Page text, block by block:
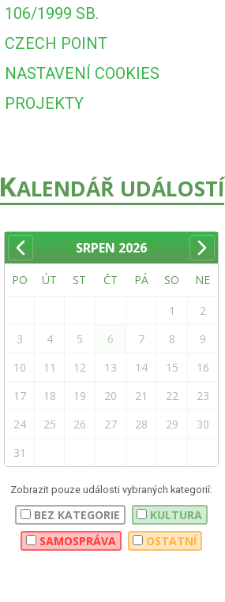
106/1999 SB.
CZECH POINT
NASTAVENÍ COOKIES
PROJEKTY
KALENDÁŘ UDÁLOSTÍ
SRPEN 2026
PO ÚT ST ČT PÁ SO NE
1
2
3
4 5 6 7 8
9
10
11 12 13 14 15
16
17
18 19 20 21 22
23
24
25 26 27 28 29
30
31
Zobrazit pouze události vybraných kategorií:
BEZ KATEGORIE
KULTURA
SAMOSPRÁVA
OSTATNÍ